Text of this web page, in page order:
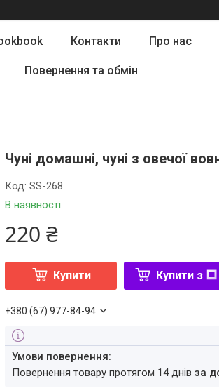
Контакти Про нас
Повернення та обмін
Чуні домашні, чуні з овечої
В наявності
Код:SS-268
220 ₴
Купити Купити з
+380 (67) 977-84-94
повернення товару протягом 14 днівза